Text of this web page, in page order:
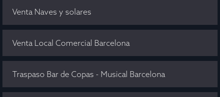
Venta Naves y solares
Venta Local Comercial Barcelona
Traspaso Bar de Copas - Musical Barcelona